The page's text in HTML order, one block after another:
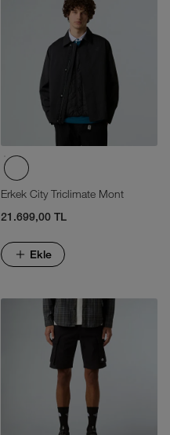
Erkek City Triclimate Mont
21.699,00 TL
Ekle